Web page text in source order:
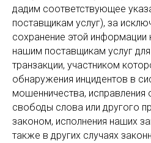
дадим соответствующее
поставщикам услуг), за
сохранение этой
нашим поставщикам услуг
транзакции, участником
обнаружения инцидентов в
мошенничества,
свободы слова или другого
законом, исполнения наших
также в других случаях